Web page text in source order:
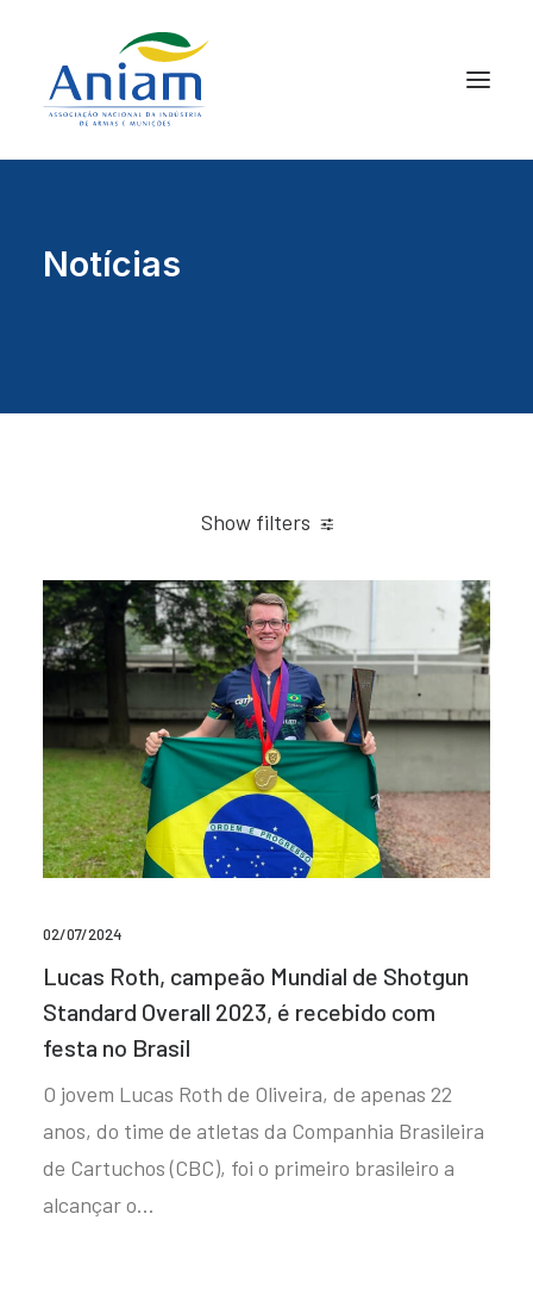
Notícias
Show filters
02/07/2024
Lucas Roth, campeão Mundial de Shotgun
Standard Overall 2023, é recebido com
festa no Brasil
O jovem Lucas Roth de Oliveira, de apenas 22
anos, do time de atletas da Companhia Brasileira
de Cartuchos (CBC), foi o primeiro brasileiro a
alcançar o…